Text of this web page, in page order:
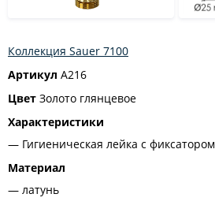
Коллекция Sauer 7100
Артикул A216
Цвет Золото глянцевое
Характеристики
Гигиеническая лейка с фиксатором
Материал
латунь